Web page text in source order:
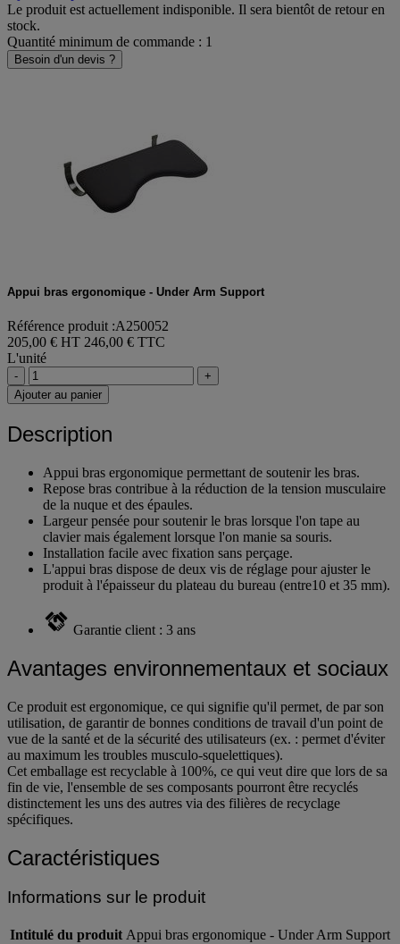
Le produit est actuellement indisponible. Il sera bientôt de retour en
stock.
Quantité minimum de commande : 1
Besoin d'un devis ?
Appui bras ergonomique - Under Arm Support
Référence produit :A250052
205,00 € HT 246,00 € TTC
L'unité
-
+
Ajouter au panier
Description
Appui bras ergonomique permettant de soutenir les bras.
Repose bras contribue à la réduction de la tension musculaire
de la nuque et des épaules.
Largeur pensée pour soutenir le bras lorsque l'on tape au
clavier mais également lorsque l'on manie sa souris.
Installation facile avec fixation sans perçage.
L'appui bras dispose de deux vis de réglage pour ajuster le
produit à l'épaisseur du plateau du bureau (entre10 et 35 mm).
Garantie client : 3 ans
Avantages environnementaux et sociaux
Ce produit est ergonomique, ce qui signifie qu'il permet, de par son
utilisation, de garantir de bonnes conditions de travail d'un point de
vue de la santé et de la sécurité des utilisateurs (ex. : permet d'éviter
au maximum les troubles musculo-squelettiques).
Cet emballage est recyclable à 100%, ce qui veut dire que lors de sa
fin de vie, l'ensemble de ses composants pourront être recyclés
distinctement les uns des autres via des filières de recyclage
spécifiques.
Caractéristiques
Informations sur le produit
Intitulé du produit Appui bras ergonomique - Under Arm Support